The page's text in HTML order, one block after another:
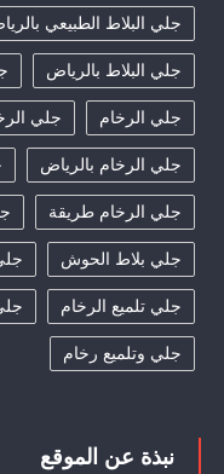
جلي البلاط الطبيعي
جلي البلاط بالرياض
جلي الرخام جلي
جلي الرخام بالرياض
جلي الرخام طريقة
جلي بلاط الحوش
جلي تلميع الرخام
جلي وتلميع رخام
نبذة عن الموقع